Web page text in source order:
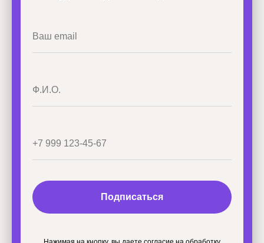
Подписаться